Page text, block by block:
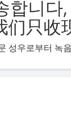
합니다
们只收
성우로부터 녹